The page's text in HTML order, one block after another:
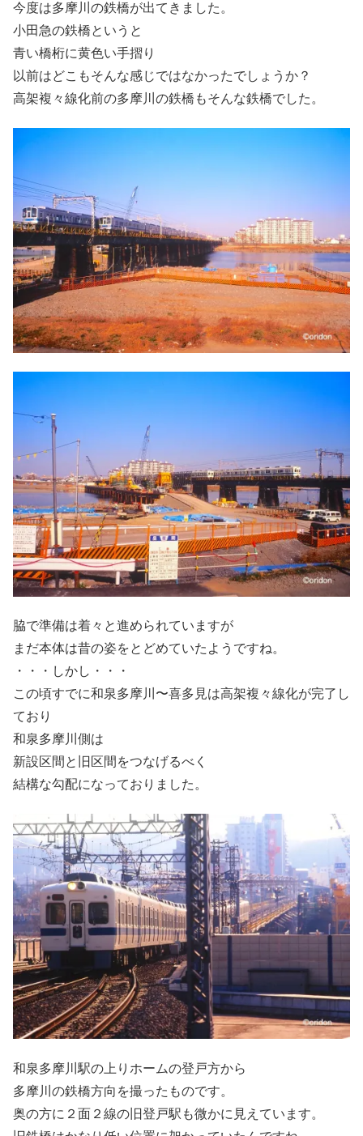
今度は多摩川の鉄橋が出てきました。
小田急の鉄橋というと
青い橋桁に黄色い手摺り
以前はどこもそんな感じではなかったでしょうか？
高架複々線化前の多摩川の鉄橋もそんな鉄橋でした。
脇で準備は着々と進められていますが
まだ本体は昔の姿をとどめていたようですね。
・・・しかし・・・
この頃すでに和泉多摩川〜喜多見は高架複々線化が完了し
ており
和泉多摩川側は
新設区間と旧区間をつなげるべく
結構な勾配になっておりました。
和泉多摩川駅の上りホームの登戸方から
多摩川の鉄橋方向を撮ったものです。
奥の方に２面２線の旧登戸駅も微かに見えています。